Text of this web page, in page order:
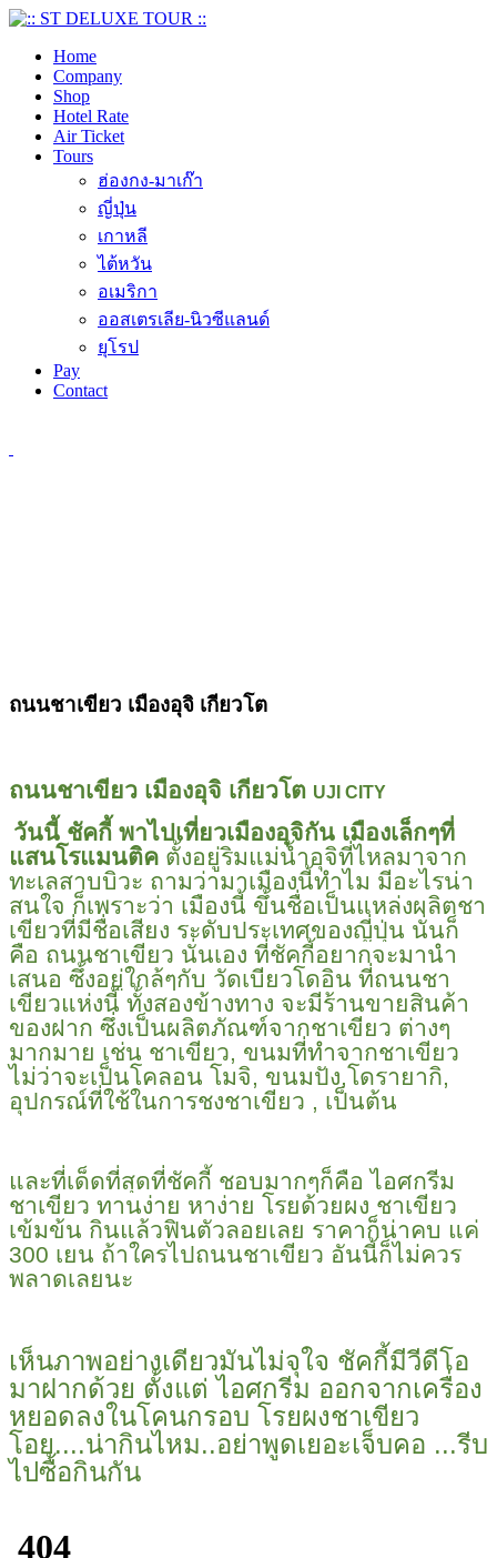
Home
Company
Shop
Hotel Rate
Air Ticket
Tours
ฮ่องกง-มาเก๊า
ญี่ปุ่น
เกาหลี
ไต้หวัน
อเมริกา
ออสเตรเลีย-นิวซีแลนด์
ยุโรป
Pay
Contact
ถนนชาเขียว เมืองอุจิ เกียวโต
ถนนชาเขียว เมืองอุจิ เกียวโต UJI CITY
วันนี้ ชัคกี้ พาไปเที่ยวเมืองอุจิกัน เมืองเล็กๆที่
แสนโรแมนติค ตั้งอยู่ริมแม่น้ำอุจิที่ไหลมาจาก
ทะเลสาบบิวะ ถามว่ามาเมืองนี้ทำไม มีอะไรน่า
สนใจ ก็เพราะว่า เมืองนี้ ขึ้นชื่อเป็นแหล่งผลิตชา
เขียวที่มีชื่อเสียง ระดับประเทศของญี่ปุ่น นั่นก็
คือ ถนนชาเขียว นั่นเอง ที่ชัคกี้อยากจะมานำ
เสนอ ซึ้งอยู่ใกล้ๆกับ วัดเบียวโดอิน ที่ถนนชา
เขียวแห่งนี้ ทั้งสองข้างทาง จะมีร้านขายสินค้า
ของฝาก ซึ่งเป็นผลิตภัณฑ์จากชาเขียว ต่างๆ
มากมาย เช่น ชาเขียว, ขนมที่ทำจากชาเขียว
ไม่ว่าจะเป็นโคลอน โมจิ, ขนมปัง,โดรายากิ,
อุปกรณ์ที่ใช้ในการชงชาเขียว , เป็นต้น
และที่เด็ดที่สุดที่ชัคกี้ ชอบมากๆก็คือ ไอศกรีม
ชาเขียว ทานง่าย หาง่าย โรยด้วยผง ชาเขียว
เข้มข้น กินแล้วฟินตัวลอยเลย ราคาก็น่าคบ แค่
300 เยน ถ้าใครไปถนนชาเขียว อันนี้ก็ไม่ควร
พลาดเลยนะ
เห็นภาพอย่างเดียวมันไม่จุใจ ชัคกี้มีวีดีโอ
มาฝากด้วย ตั้งแต่ ไอศกรีม ออกจากเครื่อง
หยอดลงในโคนกรอบ โรยผงชาเขียว
โอย....น่ากินไหม..อย่าพูดเยอะเจ็บคอ ...รีบ
ไปซื้อกินกัน